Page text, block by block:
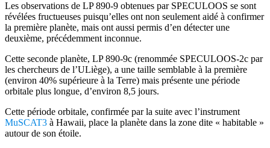
Les observations de LP 890-9 obtenues par SPECULOOS se sont
révélées fructueuses puisqu’elles ont non seulement aidé à confirmer
la première planète, mais ont aussi permis d’en détecter une
deuxième, précédemment inconnue.
Cette seconde planète, LP 890-9c (renommée SPECULOOS-2c par
les chercheurs de l’ULiège), a une taille semblable à la première
(environ 40% supérieure à la Terre) mais présente une période
orbitale plus longue, d’environ 8,5 jours.
Cette période orbitale, confirmée par la suite avec l’instrument
MuSCAT3 à Hawaii, place la planète dans la zone dite « habitable »
autour de son étoile.